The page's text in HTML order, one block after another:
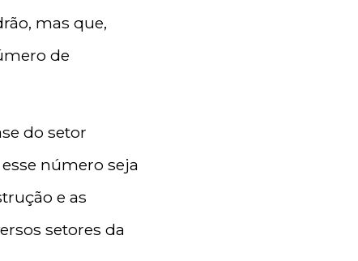
mas que,
de
do setor
número seja
e as
setores da